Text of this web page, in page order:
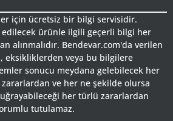
için ücretsiz bir bilgi servisidir.
edilecek ürünle ilgili geçerli bilgi her
alınmalıdır. Bendevar.com'da verilen
eksikliklerden veya bu bilgilere
sonucu meydana gelebilecek her
ve her ne şekilde olursa
her türlü zararlardan
tutulamaz.